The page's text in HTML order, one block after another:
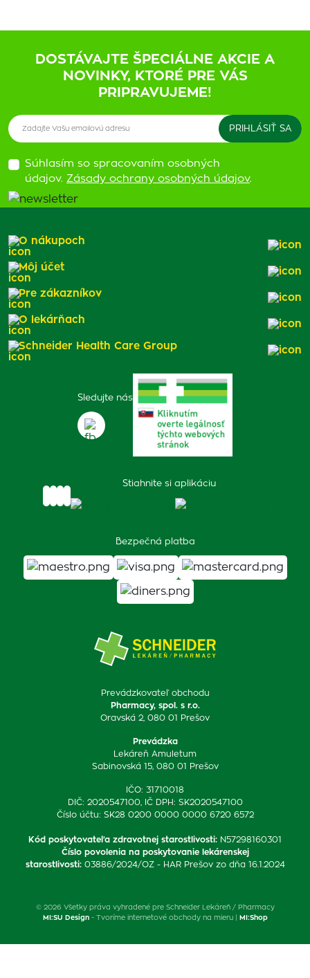
DOSTÁVAJTE ŠPECIÁLNE AKCIE A
NOVINKY, KTORÉ PRE VÁS
PRIPRAVUJEME!
Súhlasím so spracovaním osobných
údajov. Zásady ochrany osobných údajov.
Prevádzkovateľ obchodu
Pharmacy, spol. s r.o.
Oravská 2, 080 01 Prešov
Prevádzka
Lekáreň Amuletum
Sabinovská 15, 080 01 Prešov
IČO: 31710018
DIČ: 2020547100, IČ DPH: SK2020547100
Číslo účtu: SK28 0200 0000 0000 6720 6572
Kód poskytovateľa zdravotnej starostlivosti: N57298160301
Číslo povolenia na poskytovanie lekárenskej
starostlivosti: 03886/2024/OZ - HAR Prešov zo dňa 16.1.2024
Sledujte nás
Stiahnite si aplikáciu
Bezpečná platba
O nákupoch
Môj účet
Pre zákazníkov
O lekárňach
Schneider Health Care Group
© 2026 Všetky práva vyhradené pre Schneider Lekáreň / Pharmacy
MI:SU Design- Tvoríme internetové obchody na mieru | MI:Shop